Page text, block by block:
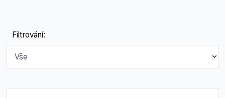
Filtrování: